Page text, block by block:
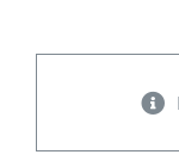
CONVENIOS AAUCA